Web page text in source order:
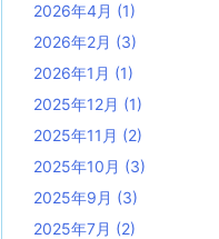
2026年4月 (1)
2026年2月 (3)
2026年1月 (1)
2025年12月 (1)
2025年11月 (2)
2025年10月 (3)
2025年9月 (3)
2025年7月 (2)